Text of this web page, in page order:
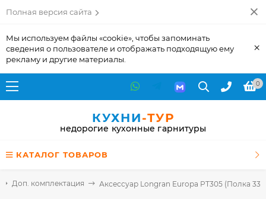
Полная версия сайта
Мы используем файлы «cookie», чтобы запоминать
сведения о пользователе и отображать подходящую ему
рекламу и другие материалы.
×
0
КУХНИ-ТУР
недорогие кухонные гарнитуры
КАТАЛОГ ТОВАРОВ
Доп. комплектация Аксессуар Longran Europa PT305 (Полка 33)